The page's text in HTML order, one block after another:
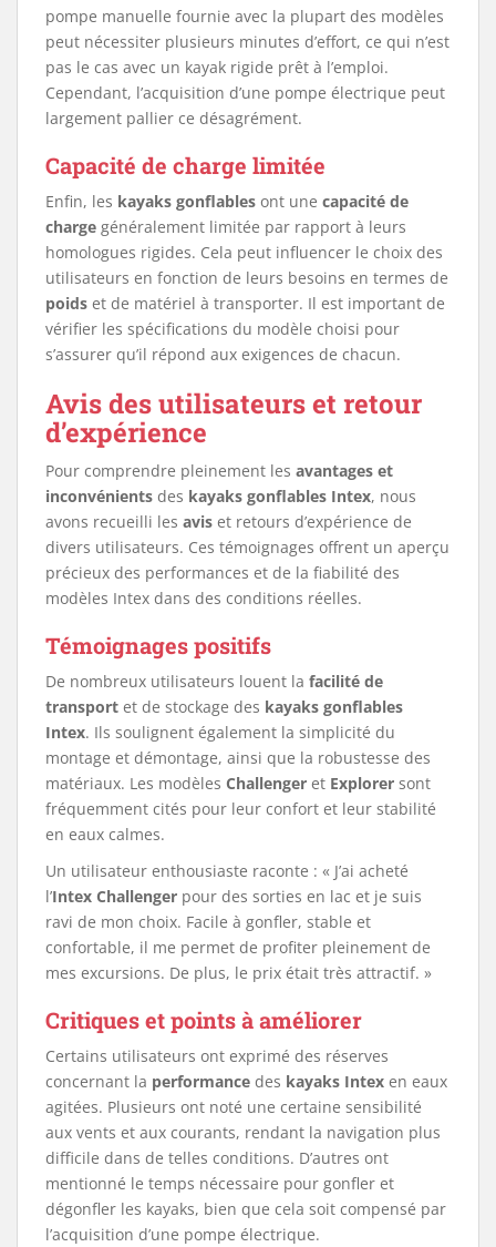
pompe manuelle fournie avec la plupart des modèles
peut nécessiter plusieurs minutes d’effort, ce qui n’est
pas le cas avec un kayak rigide prêt à l’emploi.
Cependant, l’acquisition d’une pompe électrique peut
largement pallier ce désagrément.
Capacité de charge limitée
Enfin, les kayaks gonflables ont une capacité de
charge généralement limitée par rapport à leurs
homologues rigides. Cela peut influencer le choix des
utilisateurs en fonction de leurs besoins en termes de
poids et de matériel à transporter. Il est important de
vérifier les spécifications du modèle choisi pour
s’assurer qu’il répond aux exigences de chacun.
Avis des utilisateurs et retour
d’expérience
Pour comprendre pleinement les avantages et
inconvénients des kayaks gonflables Intex, nous
avons recueilli les avis et retours d’expérience de
divers utilisateurs. Ces témoignages offrent un aperçu
précieux des performances et de la fiabilité des
modèles Intex dans des conditions réelles.
Témoignages positifs
De nombreux utilisateurs louent la facilité de
transport et de stockage des kayaks gonflables
Intex. Ils soulignent également la simplicité du
montage et démontage, ainsi que la robustesse des
matériaux. Les modèles Challenger et Explorer sont
fréquemment cités pour leur confort et leur stabilité
en eaux calmes.
Un utilisateur enthousiaste raconte : « J’ai acheté
l’Intex Challenger pour des sorties en lac et je suis
ravi de mon choix. Facile à gonfler, stable et
confortable, il me permet de profiter pleinement de
mes excursions. De plus, le prix était très attractif. »
Critiques et points à améliorer
Certains utilisateurs ont exprimé des réserves
concernant la performance des kayaks Intex en eaux
agitées. Plusieurs ont noté une certaine sensibilité
aux vents et aux courants, rendant la navigation plus
difficile dans de telles conditions. D’autres ont
mentionné le temps nécessaire pour gonfler et
dégonfler les kayaks, bien que cela soit compensé par
l’acquisition d’une pompe électrique.